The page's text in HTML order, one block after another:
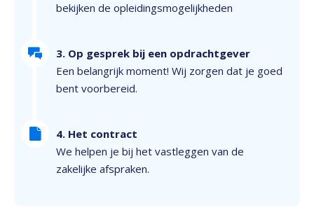
bekijken de opleidingsmogelijkheden
3. Op gesprek bij een opdrachtgever
Een belangrijk moment! Wij zorgen dat je goed
bent voorbereid.
4. Het contract
We helpen je bij het vastleggen van de
zakelijke afspraken.